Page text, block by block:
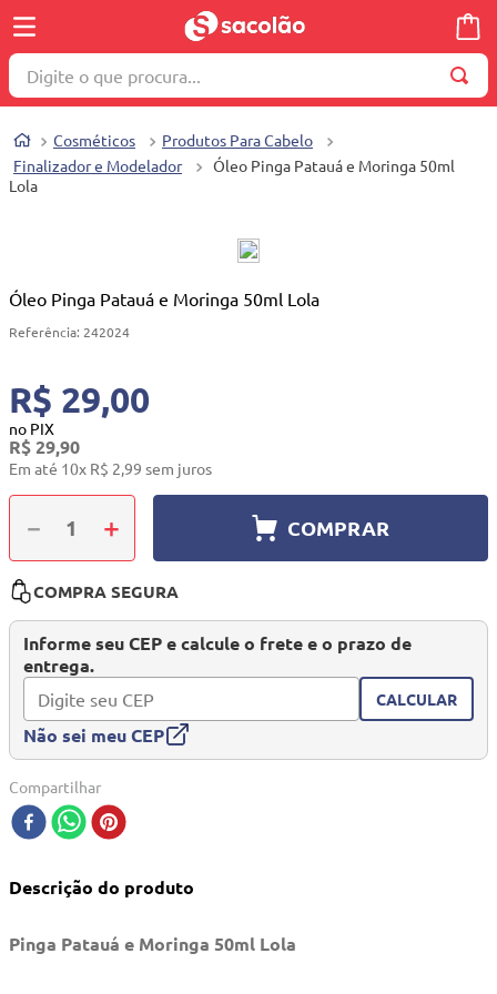
Digite o que procura...
Cosméticos
Produtos Para Cabelo
Finalizador e Modelador
Óleo Pinga Patauá e Moringa 50ml
Lola
Óleo Pinga Patauá e Moringa 50ml Lola
Referência: 242024
R$ 29,00
no PIX
R$29,90
Em até 10x R$ 2,99 sem juros
＋
－ COMPRAR
COMPRA SEGURA
Informe seu CEP e calcule o frete e o prazo de
entrega.
CALCULAR
Não sei meu CEP
Compartilhar
Descrição do produto
Pinga Patauá e Moringa 50ml Lola
1º
wella
5º
toalha